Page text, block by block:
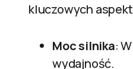
kluczowych
Moc silnika:
wydajność.